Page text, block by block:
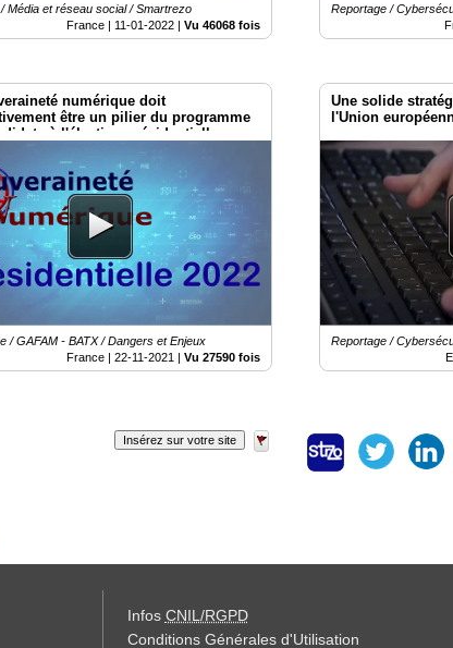
Média et réseau social / Smartrezo
France | 11-01-2022| Vu 46068 fois
Reportage /
numérique doit
être un pilier du programme
à l'élection présidentielle,
#gafam #SouverainetéNumérique
/ GAFAM - BATX / Dangers et Enjeux
France | 22-11-2021 Vu 27590 fois
Une solide
l'Union
Reportage /
Insérez sur votre site
Infos CNIL/RGPD
Conditions Générales d'Utilisation